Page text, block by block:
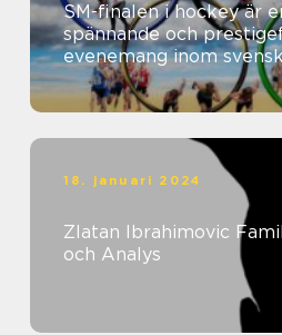
SM-finalen i hockey är
spännande och
evenemang inom
18. januari 2024
Zlatan Ibrahimovic
och Analys